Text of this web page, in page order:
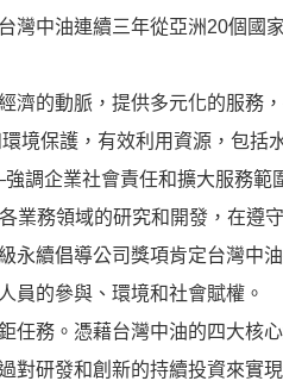
灣中油連續三年從亞洲20個國
的動脈，提供多元化的服務
境保護，有效利用資源，包括
調企業社會責任和擴大服務範
務領域的研究和開發，在遵
續倡導公司獎項肯定台灣中
員的參與、環境和社會賦權。
務。憑藉台灣中油的四大核
研發和創新的持續投資來實